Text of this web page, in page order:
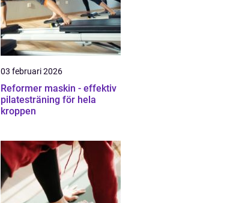
03 februari 2026
Reformer maskin - effektiv
pilatesträning för hela
kroppen